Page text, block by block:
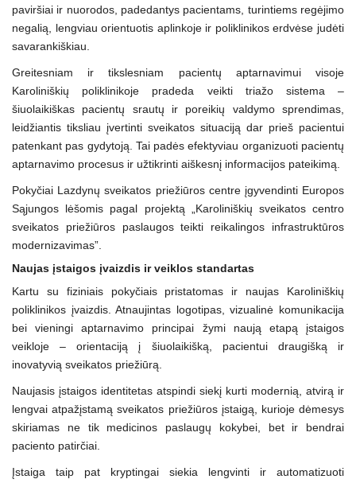
paviršiai ir nuorodos, padedantys pacientams, turintiems regėjimo
negalią, lengviau orientuotis aplinkoje ir poliklinikos erdvėse judėti
savarankiškiau.
Greitesniam ir tikslesniam pacientų aptarnavimui visoje
Karoliniškių poliklinikoje pradeda veikti triažo sistema –
šiuolaikiškas pacientų srautų ir poreikių valdymo sprendimas,
leidžiantis tiksliau įvertinti sveikatos situaciją dar prieš pacientui
patenkant pas gydytoją. Tai padės efektyviau organizuoti pacientų
aptarnavimo procesus ir užtikrinti aiškesnį informacijos pateikimą.
Pokyčiai Lazdynų sveikatos priežiūros centre įgyvendinti Europos
Sąjungos lėšomis pagal projektą „Karoliniškių sveikatos centro
sveikatos priežiūros paslaugos teikti reikalingos infrastruktūros
modernizavimas”.
Naujas įstaigos įvaizdis ir veiklos standartas
Kartu su fiziniais pokyčiais pristatomas ir naujas Karoliniškių
poliklinikos įvaizdis. Atnaujintas logotipas, vizualinė komunikacija
bei vieningi aptarnavimo principai žymi naują etapą įstaigos
veikloje – orientaciją į šiuolaikišką, pacientui draugišką ir
inovatyvią sveikatos priežiūrą.
Naujasis įstaigos identitetas atspindi siekį kurti modernią, atvirą ir
lengvai atpažįstamą sveikatos priežiūros įstaigą, kurioje dėmesys
skiriamas ne tik medicinos paslaugų kokybei, bet ir bendrai
paciento patirčiai.
Įstaiga taip pat kryptingai siekia lengvinti ir automatizuoti